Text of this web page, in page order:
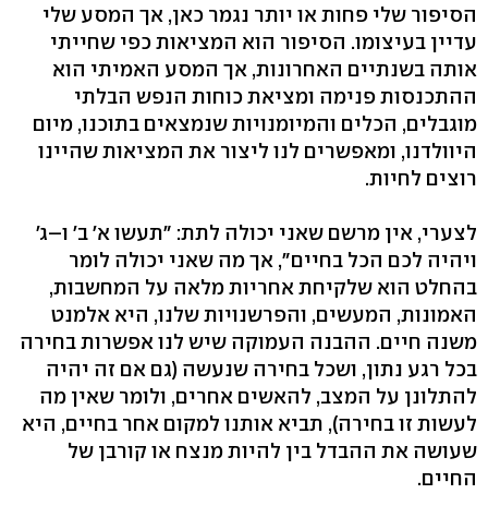
הסיפור שלי פחות או יותר נגמר כאן, אך המסע שלי
עדיין בעיצומו. הסיפור הוא המציאות כפי שחייתי
אותה בשנתיים האחרונות, אך המסע האמיתי הוא
ההתכנסות פנימה ומציאת כוחות הנפש הבלתי
מוגבלים, הכלים והמיומנויות שנמצאים בתוכנו, מיום
היוולדנו, ומאפשרים לנו ליצור את המציאות שהיינו
רוצים לחיות.
לצערי, אין מרשם שאני יכולה לתת: "תעשו א' ב' ו–ג'
ויהיה לכם הכל בחיים", אך מה שאני יכולה לומר
בהחלט הוא שלקיחת אחריות מלאה על המחשבות,
האמונות, המעשים, והפרשנויות שלנו, היא אלמנט
משנה חיים. ההבנה העמוקה שיש לנו אפשרות בחירה
בכל רגע נתון, ושכל בחירה שנעשה (גם אם זה יהיה
להתלונן על המצב, להאשים אחרים, ולומר שאין מה
לעשות זו בחירה), תביא אותנו למקום אחר בחיים, היא
שעושה את ההבדל בין להיות מנצח או קורבן של
החיים.